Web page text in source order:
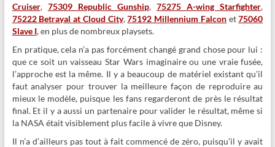
Cruiser, 75309 Republic Gunship,75275 A-wing Starfighter,
75222 Betrayal at Cloud City,75192 Millennium Falconet75060
Slave I, en plus de nombreux playsets.
En pratique, cela n’a pas forcément changé grand chose pour lui :
que ce soit un vaisseau Star Wars imaginaire ou une vraie fusée,
l’approche est la même. Il y a beaucoup de matériel existant qu’il
faut analyser pour trouver la meilleure façon de reproduire au
mieux le modèle, puisque les fans regarderont de près le résultat
final. Et il y a aussi un partenaire pour valider le résultat, même si
la NASA était visiblement plus facile à vivre que Disney.
Il n’a d’ailleurs pas tout à fait commencé de zéro, puisqu’il y avait